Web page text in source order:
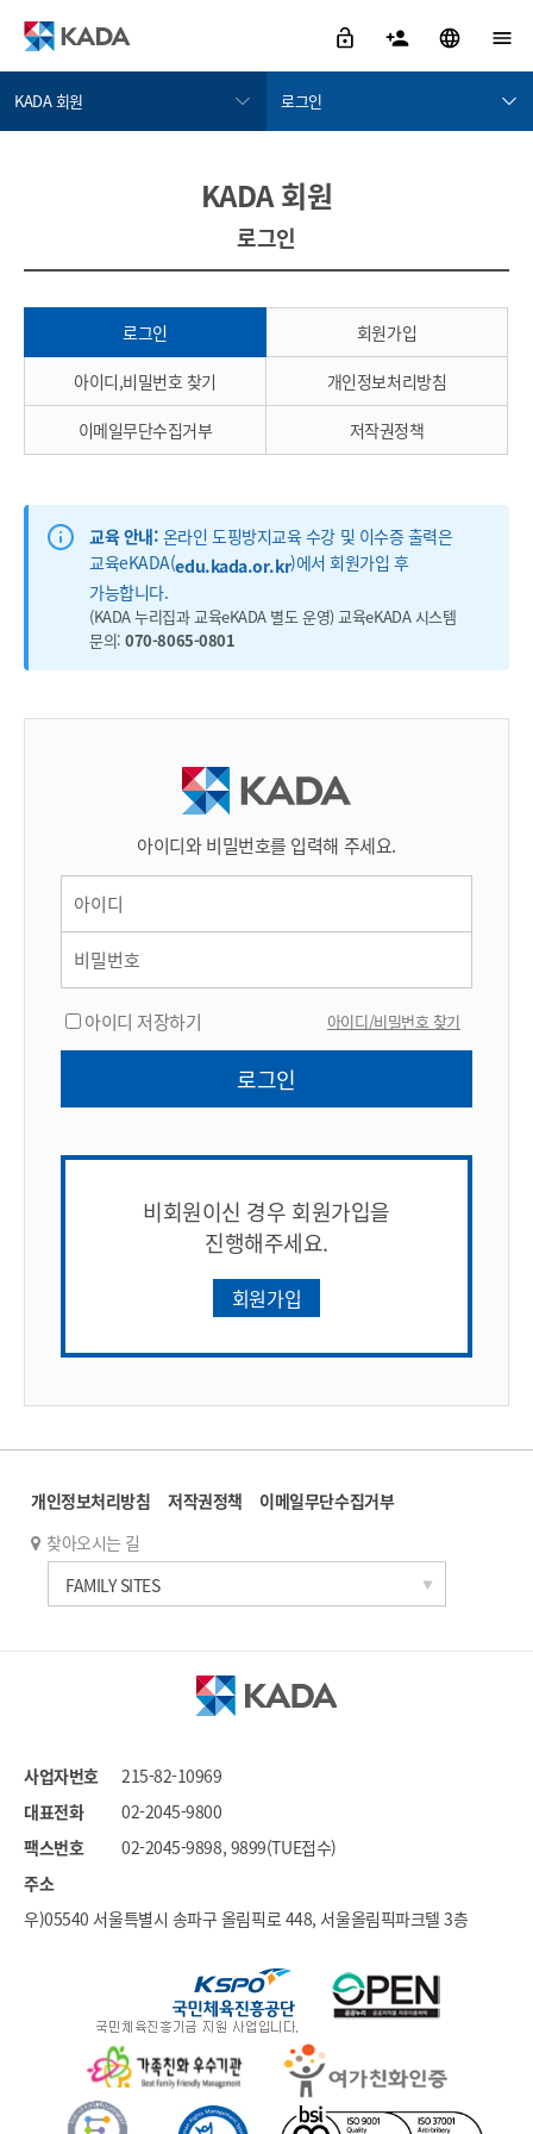
KADA 회원
도핑방지규정위반
알림/참여
자료실
KADA 소개
로그인
개인정보처리방침
저작권정책
KADA 회원
로그인
로그인 회원가입
아이디,비밀번호 찾기 개인정보처리방침
이메일무단수집거부 저작권정책
교육 안내: 온라인 도핑방지교육 수강 및 이수증 출력은
교육eKADA(edu.kada.or.kr)에서 회원가입 후
가능합니다.
(KADA 누리집과 교육eKADA 별도 운영) 교육eKADA 시스템
문의:070-8065-0801
아이디와 비밀번호를 입력해 주세요.
아이디 저장하기 아이디/비밀번호 찾기
로그인
비회원이신 경우 회원가입을
진행해주세요.
회원가입
개인정보처리방침 저작권정책
이메일무단수집거부
찾아오시는 길
FAMILY SITES
한국과학기술연구원
대한장애인체육회
스포츠윤리센터
국민권익위원회
사업자번호
215-82-10969
대표전화
02-2045-9800
팩스번호
02-2045-9898, 9899(TUE접수)
주소
우)05540 서울특별시 송파구 올림픽로 448, 서울올림픽파크텔 3층